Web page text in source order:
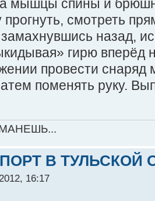
мышцы спины и
прогнуть, смотреть
назад,
гирю вперёд
провести снаряд
поменять руку.
В ТУЛЬСКОЙ
16:17